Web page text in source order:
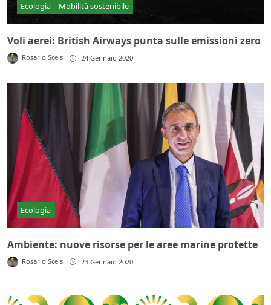
Ecologia Mobilità sostenibile
Voli aerei: British Airways punta sulle emissioni zero
Rosario Scelsi 24 Gennaio 2020
Ecologia
Ambiente: nuove risorse per le aree marine protette
Rosario Scelsi 23 Gennaio 2020